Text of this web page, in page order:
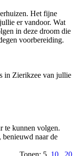
Het fijne
er vandoor. Wat
in deze droom die
voorbereiding.
in Zierikzee van jullie
te kunnen volgen.
benieuwd naar de
Tonen: 5 10 20